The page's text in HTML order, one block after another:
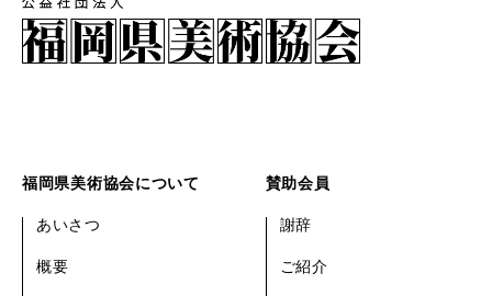
福岡県美術協会について
あいさつ
概要
賛助会員
謝辞
ご紹介